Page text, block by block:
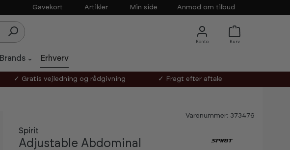
Gavekort Artikler Min side Anmod om tilbud
Brands Erhverv
✓ Gratis vejledning og rådgivning
✓ Fragt efter aftale
Varenummer: 373476
Spirit
Adjustable Abdominal